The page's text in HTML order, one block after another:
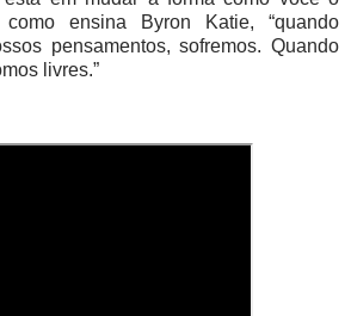
como ensina Byron Katie, “quando
pensamentos, sofremos. Quando
livres.”